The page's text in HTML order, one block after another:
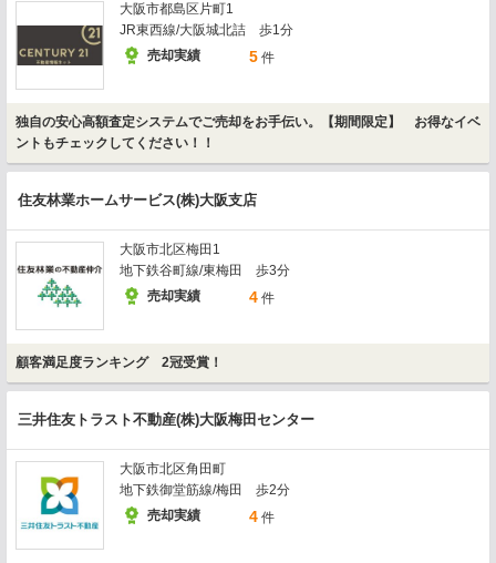
大阪市都島区片町1
JR東西線/大阪城北詰 歩1分
売却実績
5 件
独自の安心高額査定システムでご売却をお手伝い。【期間限定】 お得なイベ
ントもチェックしてください！！
住友林業ホームサービス(株)大阪支店
大阪市北区梅田1
地下鉄谷町線/東梅田 歩3分
売却実績
4 件
顧客満足度ランキング 2冠受賞！
三井住友トラスト不動産(株)大阪梅田センター
大阪市北区角田町
地下鉄御堂筋線/梅田 歩2分
売却実績
4 件